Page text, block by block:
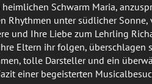
heimlichen Schwarm Maria,
Rhythmen unter südlicher
und Ihre Liebe zum Lehrling
Eltern ihr folgen, überschlagen
tolle Darsteller und ein
einer begeisterten